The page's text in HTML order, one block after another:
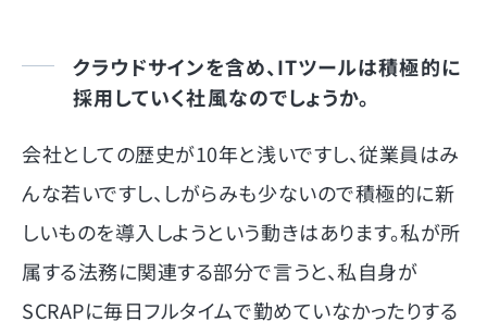
クラウドサインを含め、ITツールは積極的に
採用していく社風なのでしょうか。
会社としての歴史が10年と浅いですし、従業員はみ
んな若いですし、しがらみも少ないので積極的に新
しいものを導入しようという動きはあります。私が所
属する法務に関連する部分で言うと、私自身が
SCRAPに毎日フルタイムで勤めていなかったりする